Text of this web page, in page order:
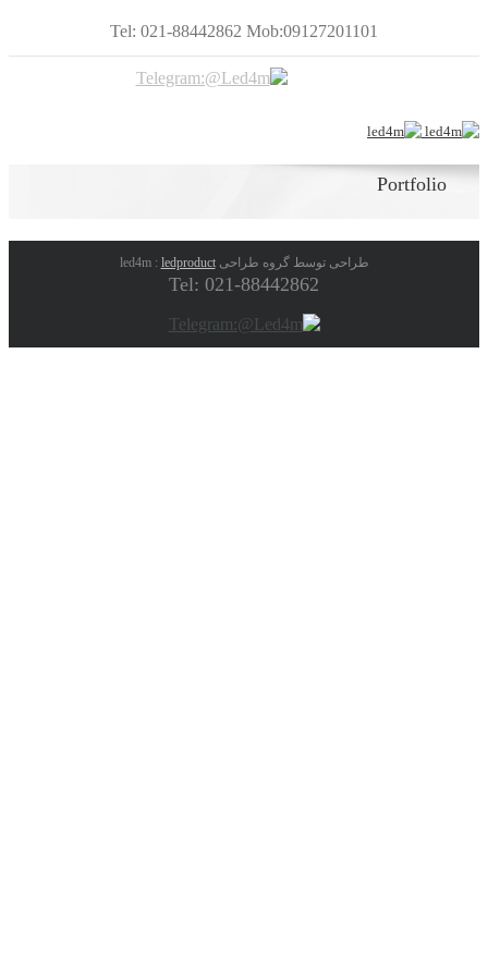
Tel: 021-88442862 Mob:09127201101
Portfolio
طراحی توسط گروه طراحی led4m :ledproduct
Tel: 021-88442862